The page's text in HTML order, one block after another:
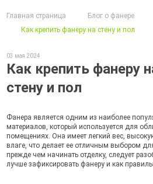
Главная страница
Блог о фанере
Как крепить фанеру на стену и пол
03 мая 2024
Как крепить фанеру
стену и пол
Фанера является одним из наиболее
материалов, который используется для
помещениях. Она имеет легкий вес,
влаге, что делает ее отличным выбором
прежде чем начинать отделку, следует
лучше зафиксировать фанеру и как